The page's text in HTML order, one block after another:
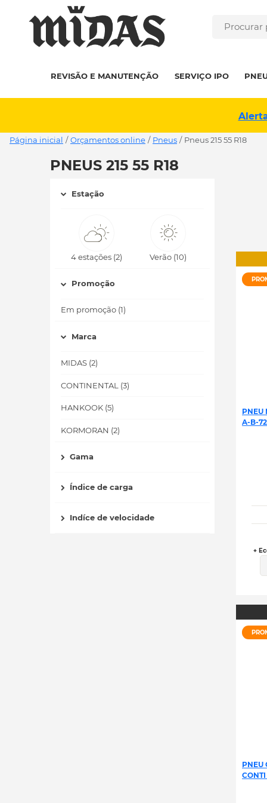
REVISÃO E MANUTENÇÃO SERVIÇO IPO
Página inicial / Orçamentos online / Pneus / pneus 215 55 R18
PNEUS 215 55 R18
Estação
4 estações (2) Verão (10)
Promoção
Em promoção (1)
Marca
MIDAS (2)
CONTINENTAL (3)
HANKOOK (5)
KORMORAN (2)
Gama
Índice de carga
Indíce de velocidade
PNEU
A-B-72
+
PNEU